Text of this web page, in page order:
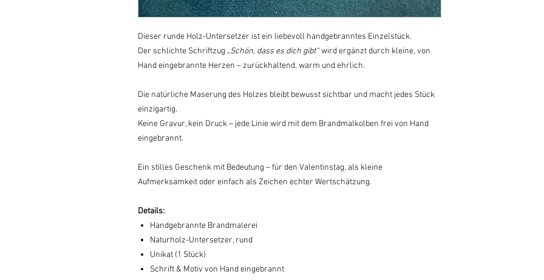
Dieser runde Holz-Untersetzer ist ein liebevoll handgebranntes Einzelstück.
Der schlichte Schriftzug „Schön, dass es dich gibt“ wird ergänzt durch kleine, von
Hand eingebrannte Herzen – zurückhaltend, warm und ehrlich.
Die natürliche Maserung des Holzes bleibt bewusst sichtbar und macht jedes Stück
einzigartig.
Keine Gravur, kein Druck – jede Linie wird mit dem Brandmalkolben frei von Hand
eingebrannt.
Ein stilles Geschenk mit Bedeutung – für den Valentinstag, als kleine
Aufmerksamkeit oder einfach als Zeichen echter Wertschätzung.
Details:
Handgebrannte Brandmalerei
Naturholz-Untersetzer, rund
Unikat (1 Stück)
Schrift & Motiv von Hand eingebrannt